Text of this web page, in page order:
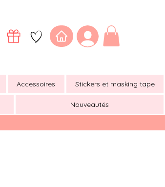
Accessoires Stickers et masking tape
Nouveautés